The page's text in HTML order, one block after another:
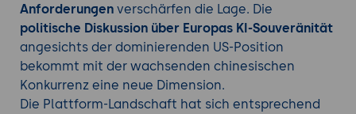
Anforderungenverschärfen die Lage. Die
politische Diskussion über Europas KI-Souveränität
angesichts der dominierenden US-Position
bekommt mit der wachsenden chinesischen
Konkurrenz eine neue Dimension.
Die Plattform-Landschaft hat sich entsprechend